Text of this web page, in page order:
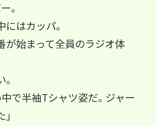
。
はカッパ。
が始まって全員のラジオ体
で半袖Tシャツ姿だ。ジャー